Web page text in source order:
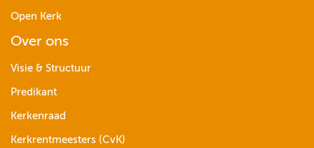
Open Kerk
Over ons
Visie & Structuur
Predikant
Kerkenraad
Kerkrentmeesters (CvK)